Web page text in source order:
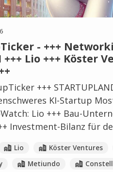
- +++
Lio +++ Köster
+++
KI-Startup
Lio +++ Bau-
Investment-Bilanz für
Lio Köster Ventures
Metiundo